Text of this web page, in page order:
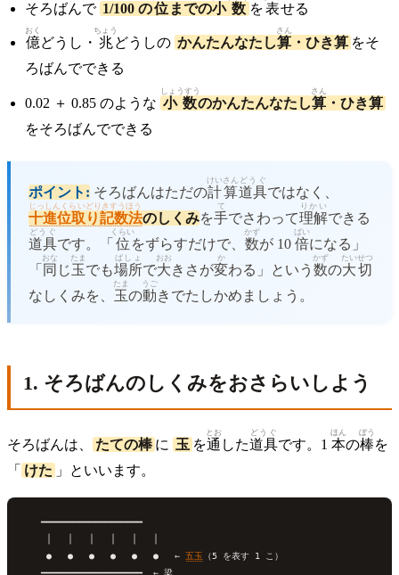
そろばんで 1/100 の位 までの小数 を表せる
億
おく
どうし・ 兆
ちょう
どうしの かんたんなたし算
さん
・ひき算 をそ
ろばんでできる
0.02 ＋ 0.85 のような 小数
しょうすう
のかんたんなたし算
さん
・ひき算
をそろばんでできる
ポイント: そろばんはただの計算
けいさん
道具
どうぐ
ではなく、
十進位取り記数法
じっしんくらいどりきすうほう
のしくみを手
て
でさわって理解
りかい
できる
道具
どうぐ
です。「 位
くらい
をずらすだけで、 数
かず
が 10 倍
ばい
になる」
「 同
おな
じ玉
たま
でも場所
ばしょ
で大
おお
きさが変
か
わる」という 数
かず
の大切
たいせつ
なしくみを、 玉
たま
の動
うご
きでたしかめましょう。
1. そろばんのしくみをおさらいしよう
そろばんは、 たての棒 に 玉 を通
とお
した道具
どうぐ
です。1 本
ほん
の棒
ぼう
を
「 けた 」といいます。
   ━━━━━━━━━━━━━━━━━━━
    ●   ●   ●   ●   ●   ●   ←
五玉 （5 を表す 1 こ）
   ━━━━━━━━━━━━━━━━━━━  ←
梁